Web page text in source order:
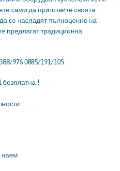
сами да приготвите своята
се насладят пълноценно на
предлагат традиционна
976 0885/191/105
безплатна !
.
наем